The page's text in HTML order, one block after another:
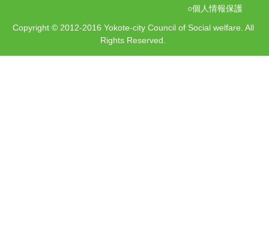
○個人情報保護
Copyright© 2012-2016 Yokote-city Council of Social welfare. All
Rights Reserved.